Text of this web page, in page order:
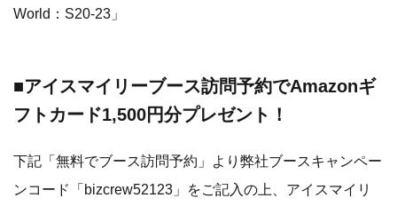
World：S20-23」
■アイスマイリーブース訪問予約でAmazonギ
フトカード1,500円分プレゼント！
下記「無料でブース訪問予約」より弊社ブースキャンペー
ンコード「bizcrew52123」をご記入の上、アイスマイリ